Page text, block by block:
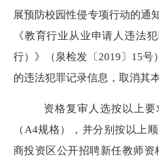
展预防校园性侵专项行动的通
《教育行业从业申请人违法
行）》（泉检发〔2019〕 15号
的违法犯罪记录信息，取消其
资格复审人选按以上
（ A4规格），并分别按以上
商投资区公开招聘新任教师资